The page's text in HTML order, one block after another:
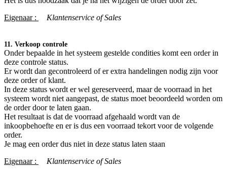
Eigenaar :
Klantenservice of Sales
11. Verkoop controle
Onder bepaalde in het systeem gestelde condities komt een order in
deze controle status.
Er wordt dan gecontroleerd of er extra handelingen nodig zijn voor
deze order of klant.
In deze status wordt er wel gereserveerd, maar de voorraad in het
systeem wordt niet aangepast, de status moet beoordeeld worden om
de order door te laten gaan.
Het resultaat is dat de voorraad afgehaald wordt van de
inkoopbehoefte en er is dus een voorraad tekort voor de volgende
order.
Je mag een order dus niet in deze status laten staan
Eigenaar :
Klantenservice of Sales